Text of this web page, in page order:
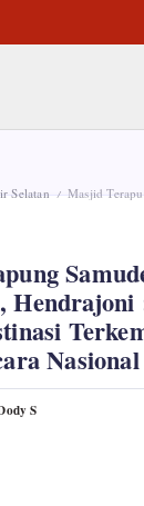
Selatan / Masjid Terapung Samudera Illahi
Hendrajoni
Nasional
S